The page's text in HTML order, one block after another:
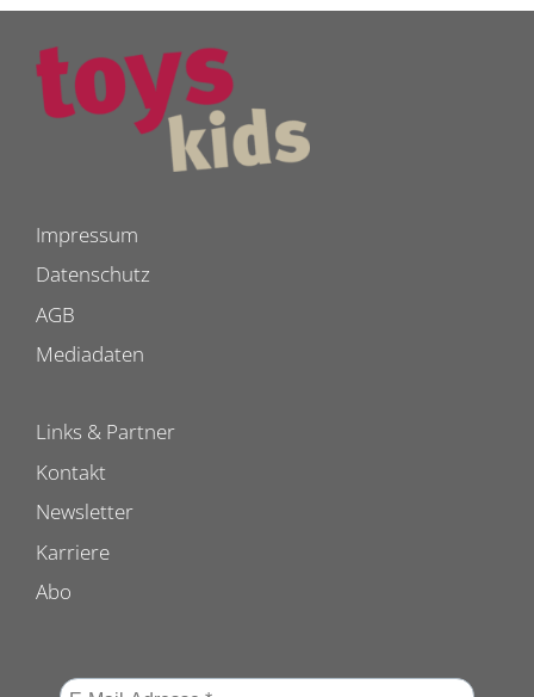
Impressum
Datenschutz
AGB
Mediadaten
Links & Partner
Kontakt
Newsletter
Karriere
Abo